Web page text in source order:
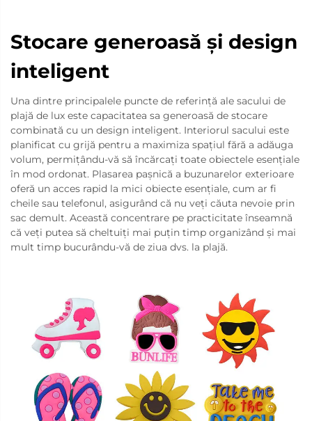
Stocare generoasă și design
inteligent
Una dintre principalele puncte de referință ale sacului de
plajă de lux este capacitatea sa generoasă de stocare
combinată cu un design inteligent. Interiorul sacului este
planificat cu grijă pentru a maximiza spațiul fără a adăuga
volum, permițându-vă să încărcați toate obiectele esențiale
în mod ordonat. Plasarea pașnică a buzunarelor exterioare
oferă un acces rapid la mici obiecte esențiale, cum ar fi
cheile sau telefonul, asigurând că nu veți căuta nevoie prin
sac demult. Această concentrare pe practicitate înseamnă
că veți putea să cheltuiți mai puțin timp organizând și mai
mult timp bucurându-vă de ziua dvs. la plajă.